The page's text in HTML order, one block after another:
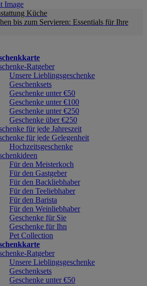
Küche
bis zum Servieren: Essentials für Ihre
Ratgeber
Unsere Lieblingsgeschenke
Geschenksets
Geschenke unter €50
Geschenke unter €100
Geschenke unter €250
Geschenke über €250
für jede Jahreszeit
für jede Gelegenheit
Hochzeitsgeschenke
Für den Meisterkoch
Für den Gastgeber
Für den Backliebhaber
Für den Teeliebhaber
Für den Barista
Für den Weinliebhaber
Geschenke für Sie
Geschenke für Ihn
Pet Collection
Ratgeber
Unsere Lieblingsgeschenke
Geschenksets
Geschenke unter €50